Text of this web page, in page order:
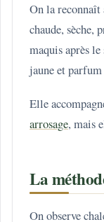
On la reconnaît
chaude, sèche,
maquis après
jaune et
Elle
arrosage, mais
La
On observe